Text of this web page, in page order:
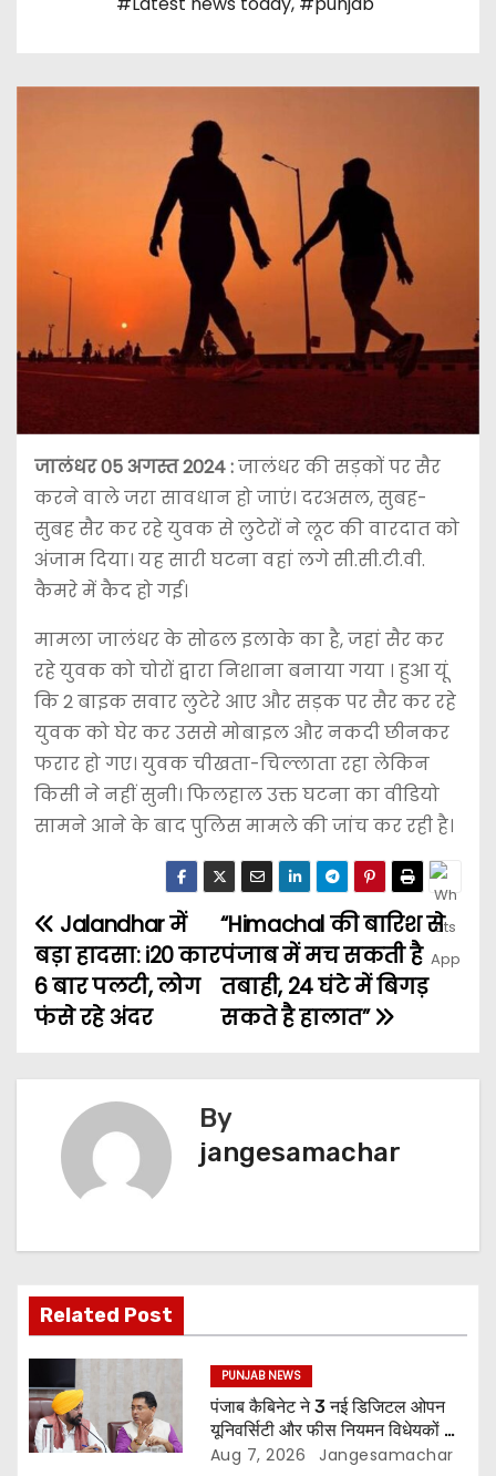
जालंधर 05 अगस्त 2024 :जालंधर की सड़कों पर सैर
करने वाले जरा सावधान हो जाएं। दरअसल, सुबह-
सुबह सैर कर रहे युवक से लुटेरों ने लूट की वारदात को
अंजाम दिया। यह सारी घटना वहां लगे सी.सी.टी.वी.
कैमरे में कैद हो गई।
मामला जालंधर के सोढल इलाके का है, जहां सैर कर
रहे युवक को चोरों द्वारा निशाना बनाया गया । हुआ यूं
कि 2 बाइक सवार लुटेरे आए और सड़क पर सैर कर रहे
युवक को घेर कर उससे मोबाइल और नकदी छीनकर
फरार हो गए। युवक चीखता-चिल्लाता रहा लेकिन
किसी ने नहीं सुनी। फिलहाल उक्त घटना का वीडियो
सामने आने के बाद पुलिस मामले की जांच कर रही है।
“Himachal की बारिश से
पंजाब में मच सकती है
तबाही, 24 घंटे में बिगड़
सकते है हालात”
Jalandhar में
बड़ा हादसा: i20 कार
6 बार पलटी, लोग
फंसे रहे अंदर
By
jangesamachar
Related Post
PUNJAB NEWS
पंजाब कैबिनेट ने 3 नई डिजिटल ओपन
यूनिवर्सिटी और फीस नियमन विधेयकों को
दी मंजूरी
Aug 7, 2026 Jangesamachar